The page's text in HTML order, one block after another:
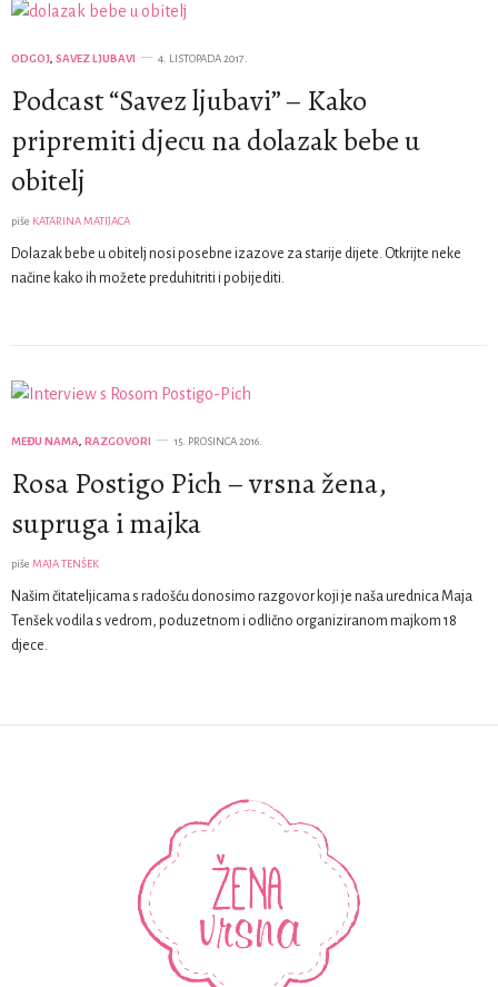
ODGOJ, SAVEZ LJUBAVI 4. LISTOPADA 2017.
Podcast “Savez ljubavi” – Kako
pripremiti djecu na dolazak bebe u
obitelj
piše KATARINA MATIJACA
Dolazak bebe u obitelj nosi posebne izazove za starije dijete. Otkrijte neke
načine kako ih možete preduhitriti i pobijediti.
MEĐU NAMA, RAZGOVORI 15. PROSINCA 2016.
Rosa Postigo Pich – vrsna žena,
supruga i majka
piše MAJA TENŠEK
Našim čitateljicama s radošću donosimo razgovor koji je naša urednica Maja
Tenšek vodila s vedrom, poduzetnom i odlično organiziranom majkom 18
djece.